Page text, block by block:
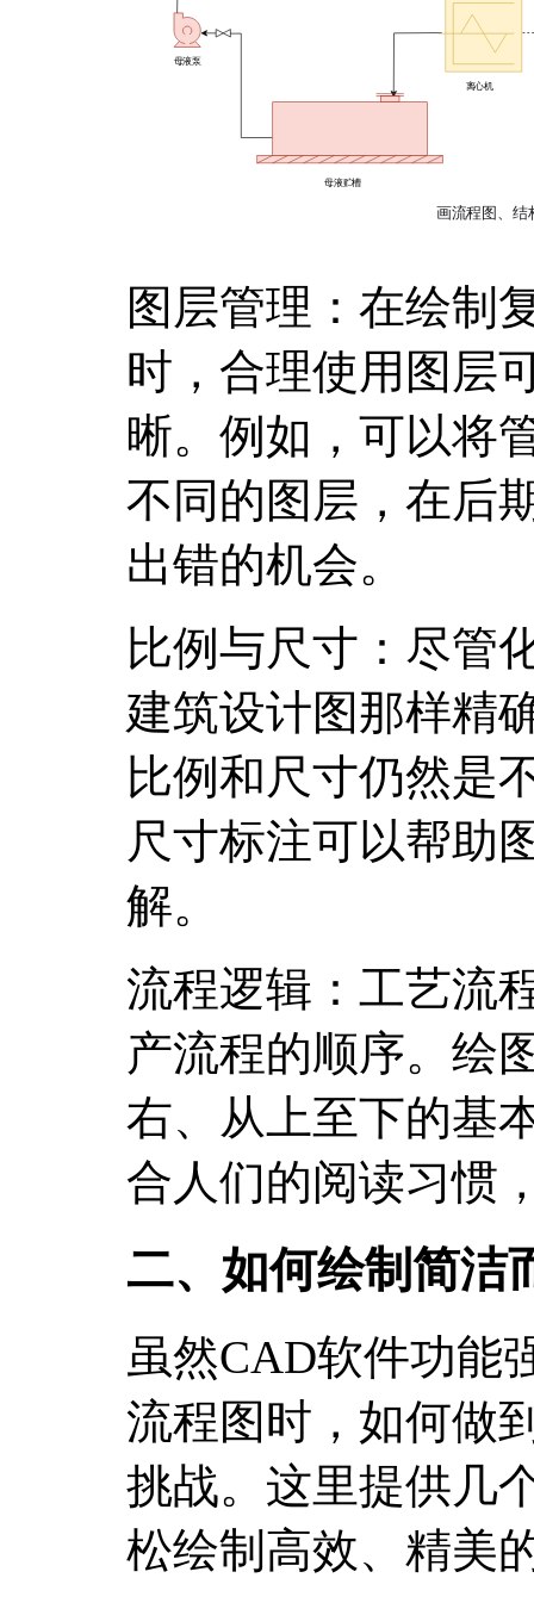
图层管理：在绘制
时，合理使用图层
晰。例如，可以将
不同的图层，在后
出错的机会。
比例与尺寸：尽管
建筑设计图那样精
比例和尺寸仍然是
尺寸标注可以帮助
解。
流程逻辑：工艺流
产流程的顺序。绘
右、从上至下的基
合人们的阅读习惯
二、如何绘制简洁
虽然CAD软件功能
流程图时，如何做
挑战。这里提供几
松绘制高效、精美